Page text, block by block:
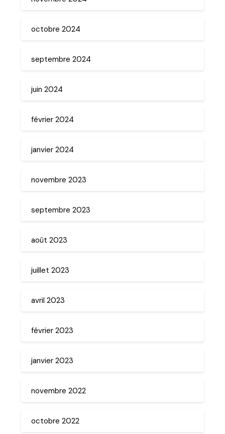
octobre 2024
septembre 2024
juin 2024
février 2024
janvier 2024
novembre 2023
septembre 2023
août 2023
juillet 2023
avril 2023
février 2023
janvier 2023
novembre 2022
octobre 2022